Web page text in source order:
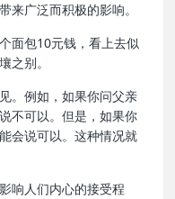
来广泛而积极的影响。
面包10元钱，看上去似
之别。
。例如，如果你问父亲
不可以。但是，如果你
会说可以。这种情况就
响人们内心的接受程